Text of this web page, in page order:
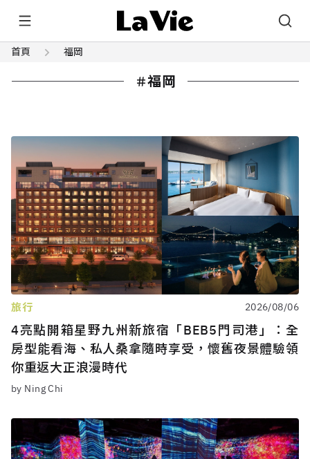
首頁 福岡
福岡
旅行 2026/08/06
4亮點開箱星野九州新旅宿「BEB5門司港」：全
房型能看海、私人桑拿隨時享受，懷舊夜景體驗領
你重返大正浪漫時代
by Ning Chi